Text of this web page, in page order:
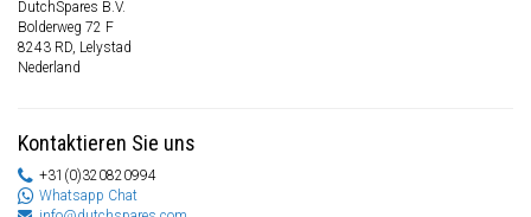
DutchSpares B.V.
Bolderweg 72 F
8243 RD, Lelystad
Nederland
Kontaktieren Sie uns
+31(0)320820994
Whatsapp Chat